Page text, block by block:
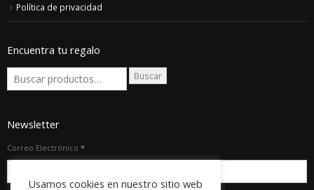
Política de privacidad
Encuentra tu regalo
Buscar
Newsletter
Correo Electrónico *
Usamos cookies en nuestro sitio web